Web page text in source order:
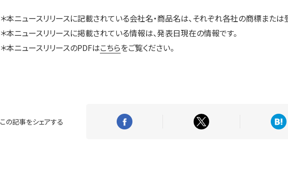
＊本ニュースリリースに記載されている会社名・商品名は、それぞれ各社の商標または
＊本ニュースリリースに掲載されている情報は、発表日現在の情報です。
＊本ニュースリリースのPDFはこちらをご覧ください。
この記事をシェアする